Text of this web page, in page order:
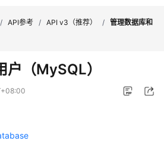
/ API参考 / API v3（推荐） / 管理数据库和
户（MySQL）